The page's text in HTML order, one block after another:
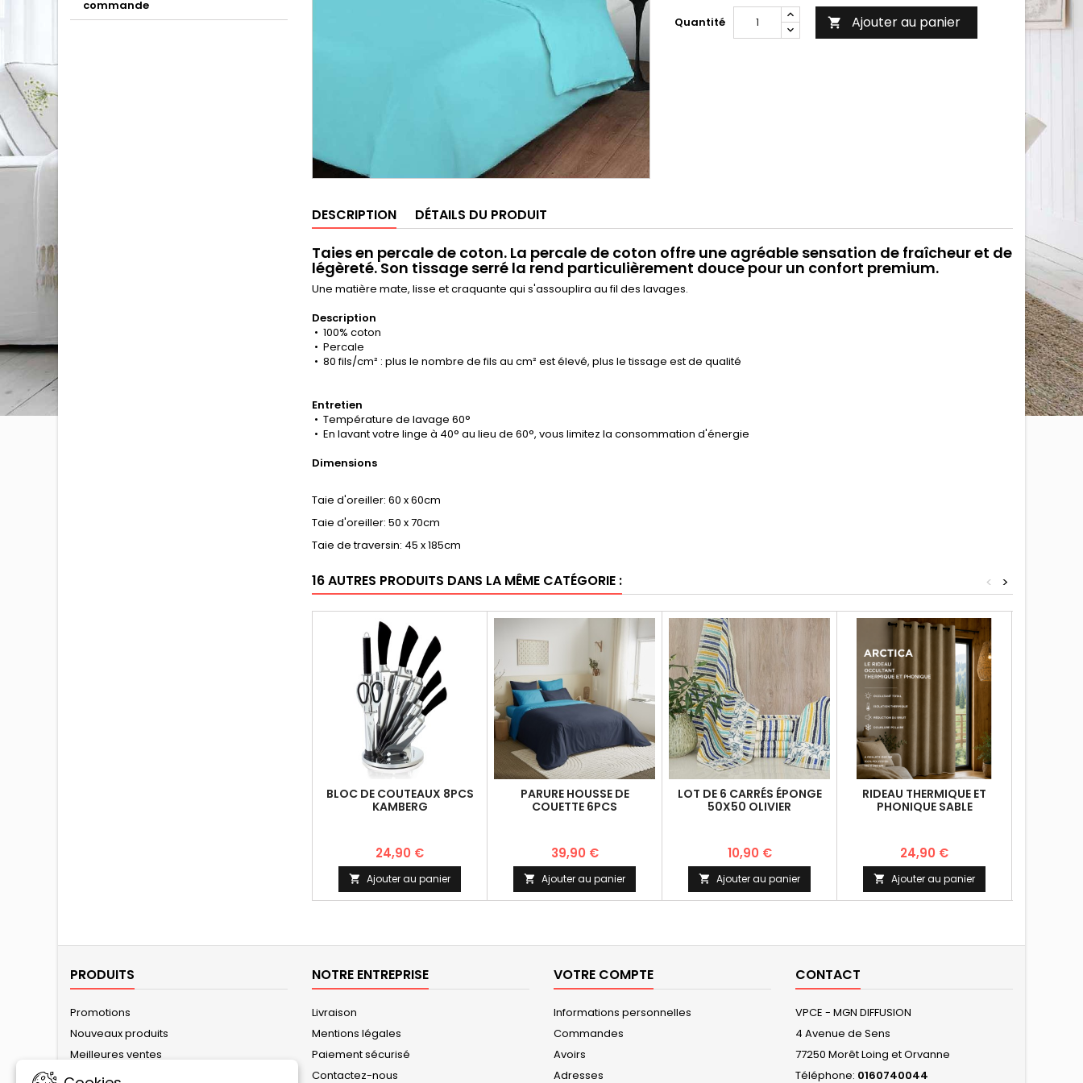
commande
Quantité  Ajouter au panier
DESCRIPTION DÉTAILS DU PRODUIT
Taies en percale de coton. La percale de coton offre une agréable sensation de fraîcheur et de
légèreté. Son tissage serré la rend particulièrement douce pour un confort premium.
Une matière mate, lisse et craquante qui s'assouplira au fil des lavages.
Description
• 100% coton
• Percale
• 80 fils/cm² : plus le nombre de fils au cm² est élevé, plus le tissage est de qualité
Entretien
• Température de lavage 60°
• En lavant votre linge à 40° au lieu de 60°, vous limitez la consommation d'énergie
Dimensions
Taie d'oreiller: 60 x 60cm
Taie d'oreiller: 50 x 70cm
Taie de traversin: 45 x 185cm
16 AUTRES PRODUITS DANS LA MÊME CATÉGORIE : >
<
BLOC DE COUTEAUX 8PCS
KAMBERG
24,90 €
 Ajouter au panier
PARURE HOUSSE DE
COUETTE 6PCS
39,90 €
 Ajouter au panier
LOT DE 6 CARRÉS ÉPONGE
50X50 OLIVIER
10,90 €
 Ajouter au panier
RIDEAU THERMIQUE ET
PHONIQUE SABLE
24,90 €
 Ajouter au panier
PRODUITS
Promotions
Nouveaux produits
Meilleures ventes
NOTRE ENTREPRISE
Livraison
Mentions légales
Paiement sécurisé
Contactez-nous
VOTRE COMPTE
Informations personnelles
Commandes
Avoirs
Adresses
CONTACT
VPCE - MGN DIFFUSION
4 Avenue de Sens
77250 Morêt Loing et Orvanne
Téléphone: 0160740044